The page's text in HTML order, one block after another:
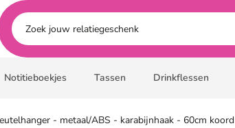
Notitieboekjes Tassen Drinkflessen
- metaal/ABS - karabijnhaak - 60cm koord